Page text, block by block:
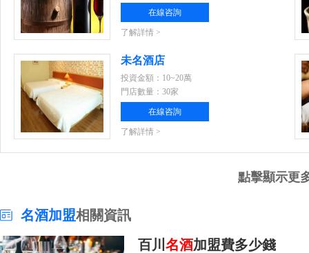
在線咨詢
了解詳情 >
未名酒店
投資金額：10~20萬
門店數量：30家
在線咨詢
了解詳情 >
點擊顯示更
名酒加盟相關資訊
百川 名酒加盟費多少錢